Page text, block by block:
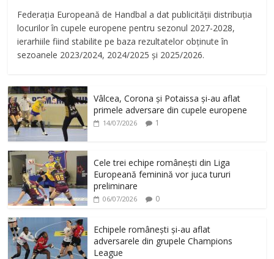
Federația Europeană de Handbal a dat publicității distribuția
locurilor în cupele europene pentru sezonul 2027-2028,
ierarhiile fiind stabilite pe baza rezultatelor obținute în
sezoanele 2023/2024, 2024/2025 și 2025/2026.
Vâlcea, Corona și Potaissa și-au aflat
primele adversare din cupele europene
14/07/2026 1
Cele trei echipe românești din Liga
Europeană feminină vor juca tururi
preliminare
06/07/2026 0
Echipele românești și-au aflat
adversarele din grupele Champions
League